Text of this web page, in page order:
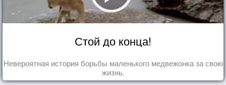
Стой до конца!
Невероятная история борьбы маленького медвежонка за свою
жизнь.